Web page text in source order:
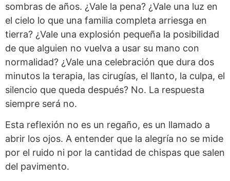
sombras de años. ¿Vale la pena? ¿Vale una luz en
el cielo lo que una familia completa arriesga en
tierra? ¿Vale una explosión pequeña la posibilidad
de que alguien no vuelva a usar su mano con
normalidad? ¿Vale una celebración que dura dos
minutos la terapia, las cirugías, el llanto, la culpa, el
silencio que queda después? No. La respuesta
siempre será no.
Esta reflexión no es un regaño, es un llamado a
abrir los ojos. A entender que la alegría no se mide
por el ruido ni por la cantidad de chispas que salen
del pavimento.